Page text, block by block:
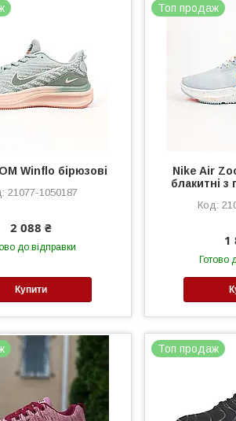
Winflo бірюзові
21077-1050187
2 088 ₴
до відправки
Купити
Топ продаж
Nike Air
блакитні
1
Готово
Топ продаж